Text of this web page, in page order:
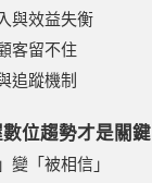
與效益失衡
客留不住
追蹤機制
位趨勢才是關鍵
變「被相信」